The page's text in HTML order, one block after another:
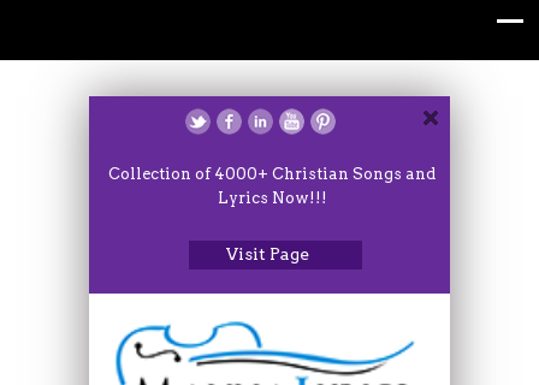
Collection of 4000+ Christian Songs and
Lyrics Now!!!
Visit Page